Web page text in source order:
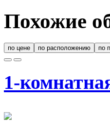
Похожие
по цене по расположению по
1-